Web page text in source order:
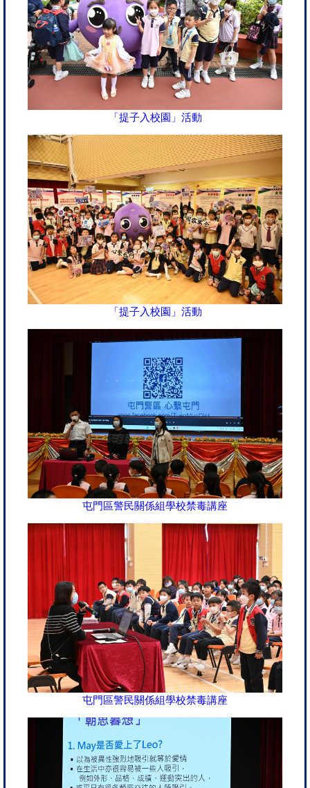
「提子入校園」活動
「提子入校園」活動
屯門區警民關係組學校禁毒講座
屯門區警民關係組學校禁毒講座